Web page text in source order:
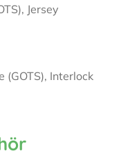
Jersey
(GOTS), Interlock